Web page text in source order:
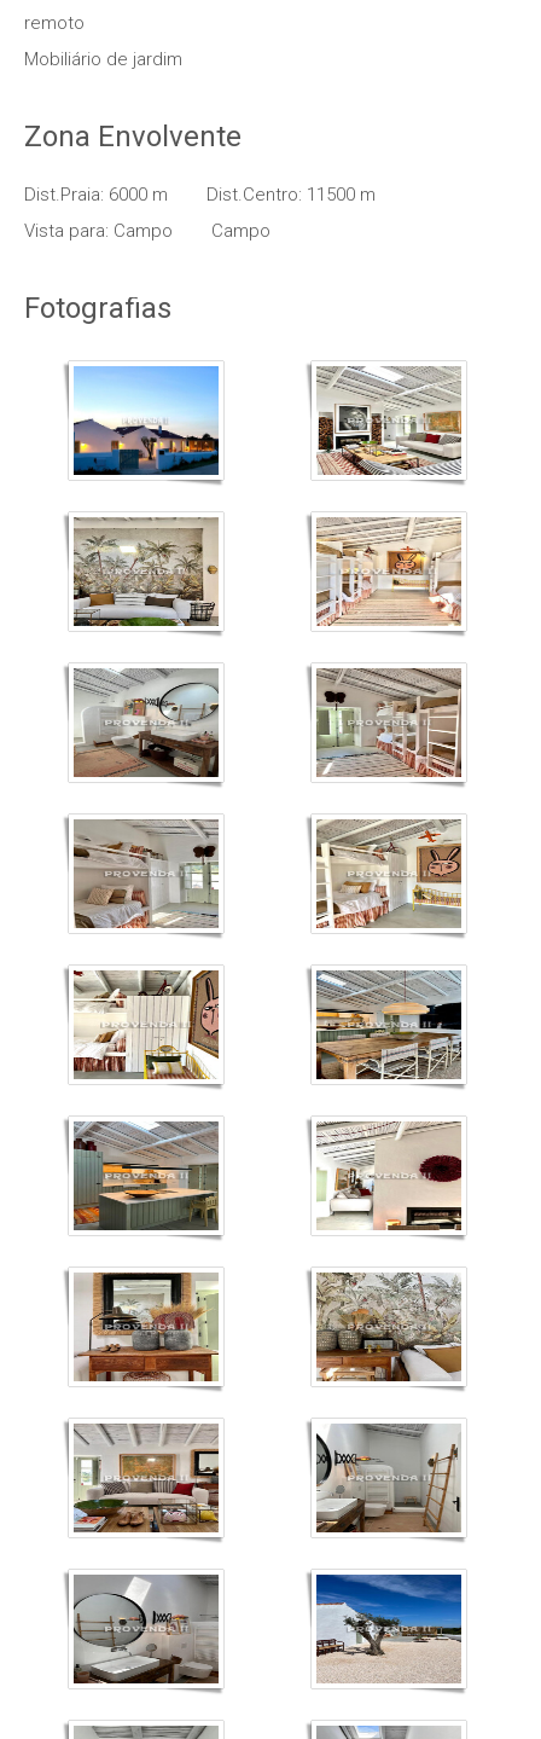
remoto
Mobiliário de jardim
Zona Envolvente
Dist.Praia: 6000 m
Dist.Centro: 11500 m
Vista para: Campo
Campo
Fotografias